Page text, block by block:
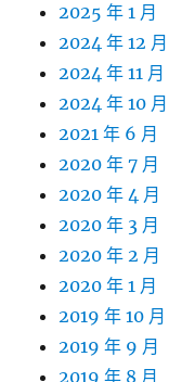
2025 年 1 月
2024 年 12 月
2024 年 11 月
2024 年 10 月
2021 年 6 月
2020 年 7 月
2020 年 4 月
2020 年 3 月
2020 年 2 月
2020 年 1 月
2019 年 10 月
2019 年 9 月
2019 年 8 月